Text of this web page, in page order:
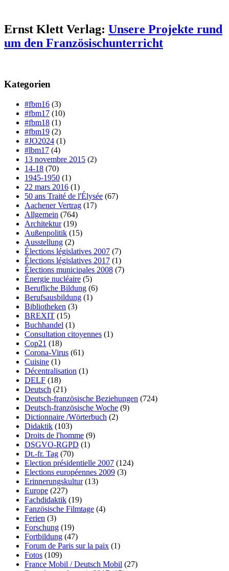
Ernst Klett Verlag: Unsere Projekte rund
um den Französischunterricht
Kategorien
#fbm16 (3)
#fbm17 (10)
#fbm18 (1)
#fbm19 (2)
#JO2024 (1)
#lbm17 (4)
13 novembre 2015 (2)
14-18 (70)
1945-1950 (1)
22 mars 2016 (1)
50 ans Traité de l'Élysée (67)
Aachener Vertrag (17)
Allgemein (764)
Architektur(19)
Außenpolitik (15)
Ausstellung (2)
Élections législatives 2007 (7)
Élections législatives 2017 (1)
Élections municipales 2008 (7)
Énergie nucléaire (5)
Berufliche Bildung (6)
Berufsausbildung (1)
Bibliotheken (3)
BREXIT (15)
Buchhandel (1)
Consultation citoyennes (1)
Cop21 (18)
Corona-Virus (61)
Cuisine (1)
Décentralisation (1)
DELF (18)
Deutsch (21)
Deutsch-französische Beziehungen (724)
Deutsch-französische Woche (9)
Dictionnaire /Wörterbuch (2)
Didaktik (103)
Droits de l'homme (9)
DSGVO-RGPD (1)
Dt.-fr. Tag (70)
Election présidentielle 2007 (124)
Elections européennes 2009 (3)
Erinnerungskultur(13)
Europe (227)
Fachdidaktik (19)
Fanzösische Filmtage (4)
Ferien (3)
Forschung (19)
Fortbildung (47)
Forum de Paris sur la paix (1)
Fotos (109)
France Mobil / Deutsch Mobil (27)